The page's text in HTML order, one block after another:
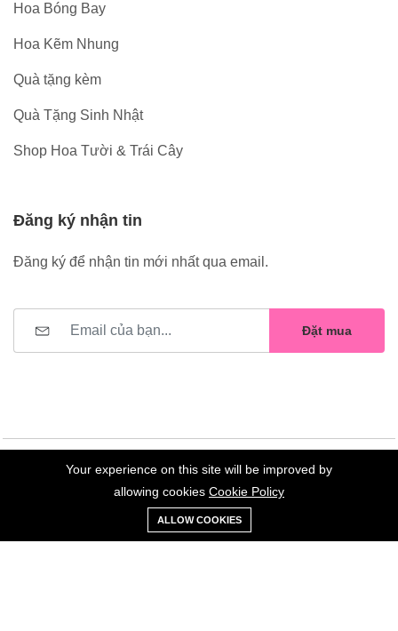
Hoa Bóng Bay
Hoa Kẽm Nhung
Quà tặng kèm
Quà Tặng Sinh Nhật
Shop Hoa Tười & Trái Cây
Đăng ký nhận tin
Đăng ký để nhận tin mới nhất qua email.
Đặt mua
©2023 Hoa Nelly . All Rights Reserved.
0
Xe
đẩy
Danh sách
yêu thích
Your experience on this site will be improved by
allowing cookies Cookie Policy
ALLOW COOKIES